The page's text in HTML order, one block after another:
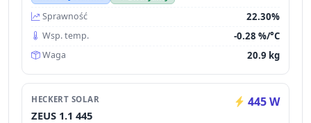
Sprawność
22.30%
Wsp. temp. -0.28 %/°C
Waga 20.9 kg
HECKERT SOLAR 445 W
ZEUS 1.1 445